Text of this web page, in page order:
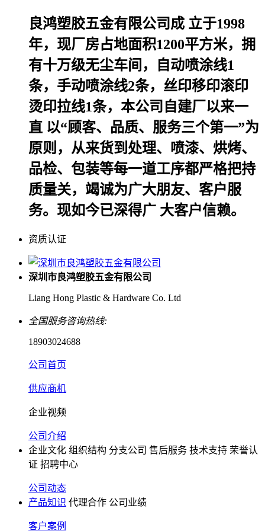
良鸿塑胶五金有限公司成 立于1998
年，现厂房占地面积1200平方米，拥
有十万级无尘车间，自动喷涂线1
条，手动喷涂线2条，丝印移印滚印
烫印拉线1条，本公司自建厂以来一
直 以“顾客、品质、服务三个第一”为
原则，从来货到处理、喷漆、烘烤、
品检、包装等每一道工序都严格把持
质量关，竭诚为广大朋友、客户服
务。现如今已深得广 大客户信赖。
资质认证
深圳市良鸿塑胶五金有限公司
Liang Hong Plastic & Hardware Co. Ltd
全国服务咨询热线:
18903024688
公司首页
供应商机
企业视频
公司介绍
企业文化 组织结构 分支公司 售后服务 技术支持 荣誉认
证 招聘中心
公司动态
产品知识 代理合作 公司业绩
客户案例